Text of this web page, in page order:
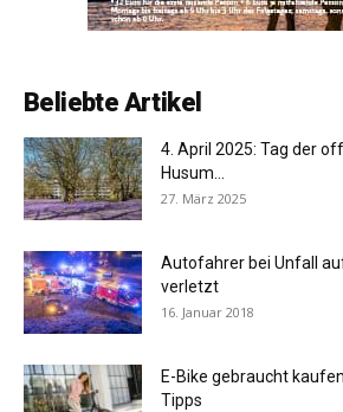
Beliebte Artikel
4. April 2025: Tag der
Husum...
27. März 2025
Autofahrer bei Unfall
verletzt
16. Januar 2018
E-Bike gebraucht
Tipps